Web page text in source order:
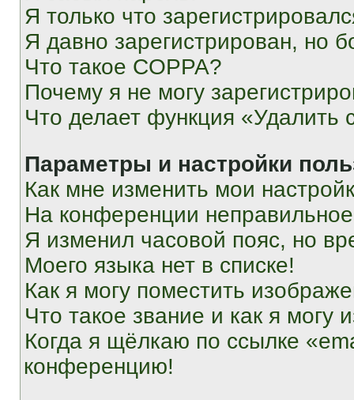
Я только что
Я давно зарегистрирован, но
Что такое COPPA?
Почему я не могу
Что делает функция «Удалить
Параметры и настройки
Как мне изменить мои
На конференции
Я изменил часовой пояс, но
Моего языка нет в списке!
Как я могу поместить
Что такое звание и как я могу
Когда я щёлкаю по ссылке
конференцию!